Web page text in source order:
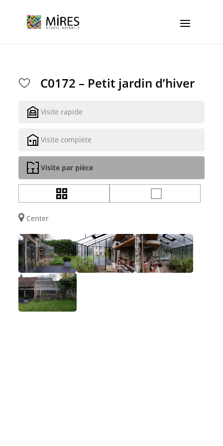
C0172 – Petit jardin d’hiver
Visite rapide
Visite complète
Visite par pièce
Center